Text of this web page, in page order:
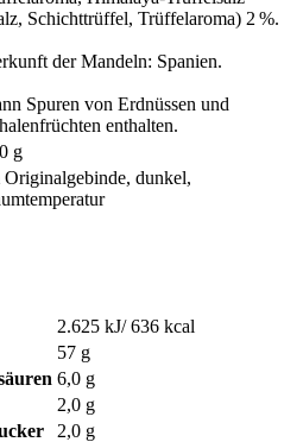
Schichttrüffel, Trüffelaroma) 2 %.
der Mandeln: Spanien.
Spuren von Erdnüssen und
enthalten.
g
Originalgebinde, dunkel,
2.625 kJ/ 636 kcal
57 g
6,0 g
2,0 g
2,0 g